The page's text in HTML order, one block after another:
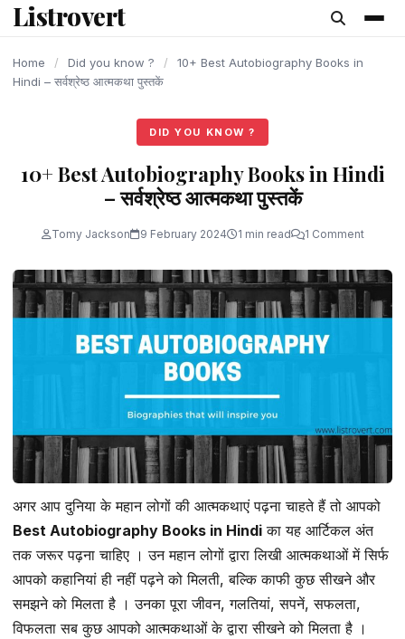
content
Listrovert
Home / Did you know ? /
10+ Best Autobiography Books in
Hindi – सर्वश्रेष्ठ आत्मकथा पुस्तकें
DID YOU KNOW ?
10+ Best Autobiography Books in Hindi
– सर्वश्रेष्ठ आत्मकथा पुस्तकें
Tomy Jackson 9 February 2024 1 min read 1 Comment
अगर आप दुनिया के महान लोगों की आत्मकथाएं पढ़ना चाहते हैं तो आपको
Best Autobiography Books in Hindi का यह आर्टिकल अंत
तक जरूर पढ़ना चाहिए । उन महान लोगों द्वारा लिखी आत्मकथाओं में सिर्फ
आपको कहानियां ही नहीं पढ़ने को मिलती, बल्कि काफी कुछ सीखने और
समझने को मिलता है । उनका पूरा जीवन, गलतियां, सपनें, सफलता,
विफलता सब कुछ आपको आत्मकथाओं के द्वारा सीखने को मिलता है ।